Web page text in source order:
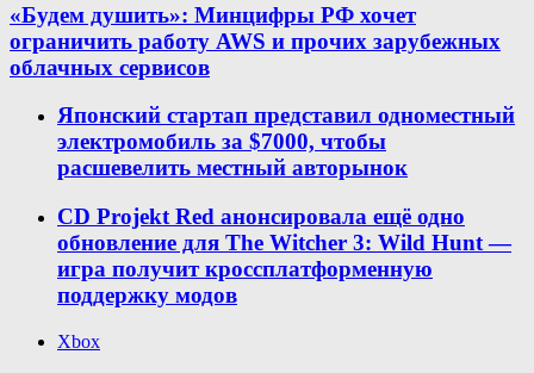
«Будем душить»: Минцифры РФ хочет
ограничить работу AWS и прочих зарубежных
облачных сервисов
Японский стартап представил одноместный
электромобиль за $7000, чтобы
расшевелить местный авторынок
CD Projekt Red анонсировала ещё одно
обновление для The Witcher 3: Wild Hunt —
игра получит кроссплатформенную
поддержку модов
Xbox